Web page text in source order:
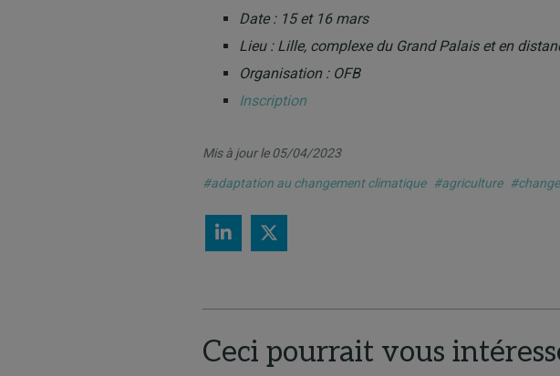
Date : 15 et 16 mars
Lieu : Lille, complexe du Grand Palais et en
Organisation : OFB
Inscription
Mis à jour le 05/04/2023
#adaptation au changement climatique #agriculture
Ceci pourrait vous